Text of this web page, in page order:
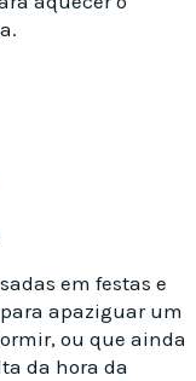
em festas e
apaziguar um
ou que ainda
da hora da